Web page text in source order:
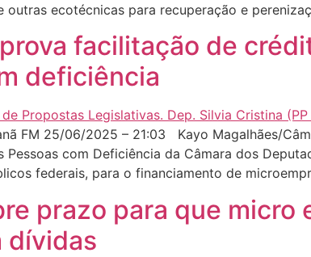
outras ecotécnicas para recuperação e
facilitação de
deficiência
FM 25/06/2025 – 21:03 Kayo Magalhães/
Pessoas com Deficiência da Câmara dos
federais, para o financiamento de
prazo para que
dívidas